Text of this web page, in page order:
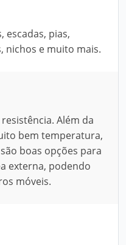
escadas, pias,
nichos e muito mais.
Além da
bem temperatura,
boas opções para
externa, podendo
móveis.